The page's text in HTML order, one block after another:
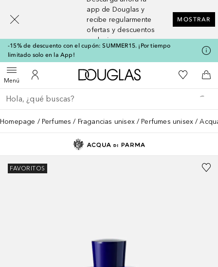
app de Douglas y
recibe regularmente
ofertas y descuentos
exclusivos
MOSTRAR
-15% de descuento con el cupón: SUMMER15. ¡Por tiempo
limitado solo en la App!
MenúAbrir menúMi cuenta
A Douglas HomeMi lista de
A
Regresar
Ejecutar búsqueda
Homepage Perfumes Fragancias unisex Perfumes unisex
FAVORITOS
[navigation.slideout.screenreader]